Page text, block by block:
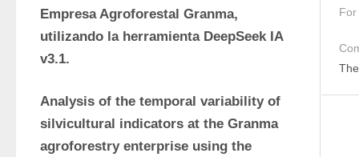
Empresa Agroforestal Granma,
utilizando la herramienta DeepSeek IA
v3.1.
Analysis of the temporal variability of
silvicultural indicators at the Granma
agroforestry enterprise using the